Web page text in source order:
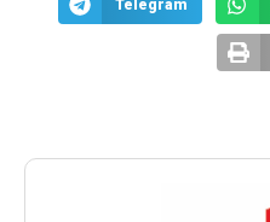
Telegram